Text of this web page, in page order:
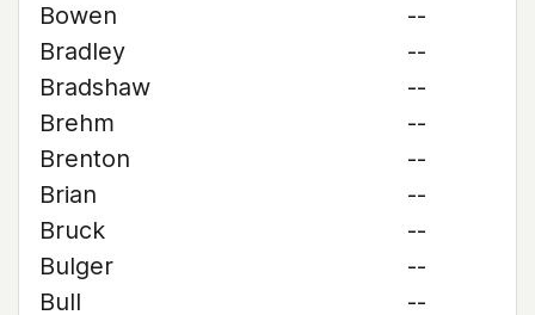
Bowen
--
Bradley
--
Bradshaw
--
Brehm
--
Brenton
--
Brian
--
Bruck
--
Bulger
--
Bull
--